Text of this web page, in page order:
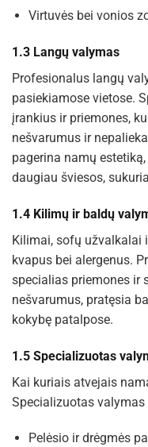
Virtuvės bei vonios
1.3 Langų valymas
Profesionalus langų
pasiekiamose vietose.
įrankius ir priemones,
nešvarumus ir
pagerina namų
daugiau šviesos,
1.4 Kilimų ir baldų
Kilimai, sofų užvalkalai
kvapus bei alergenus.
specialias priemones ir
nešvarumus, pratęsia
kokybę patalpose.
1.5 Specializuotas
Kai kuriais atvejais
Specializuotas
Pelėsio ir drėgmės